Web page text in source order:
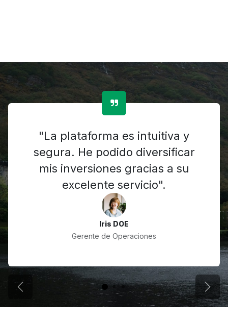
"La plataforma es intuitiva y
segura. He podido diversificar
mis inversiones gracias a su
excelente servicio".
Iris DOE
Gerente de Operaciones
Anterior